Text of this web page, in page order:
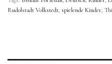
Rudolstadt Volkstedt, spielende Kinder,